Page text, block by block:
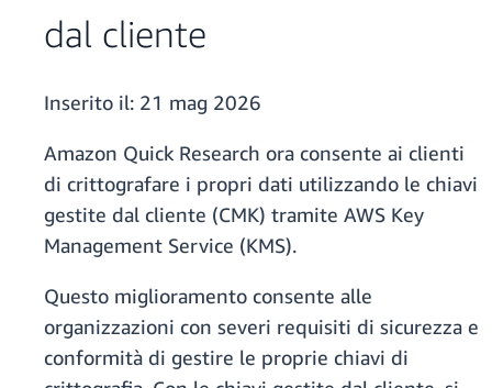
dal cliente
Inserito il: 21 mag 2026
Amazon Quick Research ora consente ai clienti
di crittografare i propri dati utilizzando le chiavi
gestite dal cliente (CMK) tramite AWS Key
Management Service (KMS).
Questo miglioramento consente alle
organizzazioni con severi requisiti di sicurezza e
conformità di gestire le proprie chiavi di